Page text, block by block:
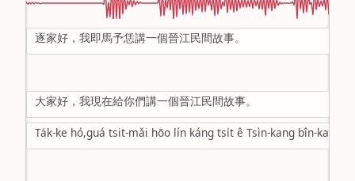
default
mandarin
roman
逐家好，我即馬予恁講一個晉江民間故事。
大家好，我現在給你們講一個晉江民間故事。
Ta̍k-ke hó,guá tsit-mǎi hōo lín káng tsi̍t ê Tsìn-kang bîn-kan